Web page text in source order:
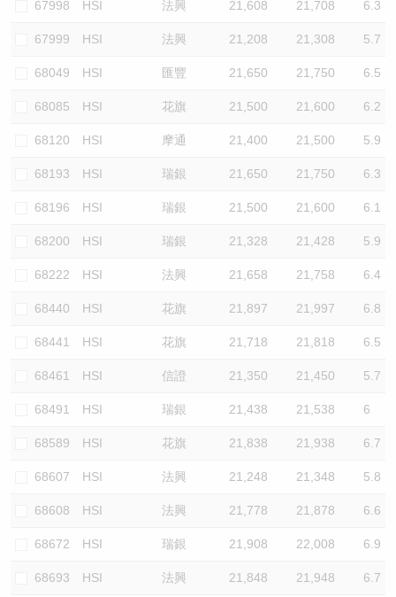
67998 HSI 法興 21,608 21,708 6.3
67999 HSI 法興 21,208 21,308 5.7
68049 HSI 匯豐 21,650 21,750 6.5
68085 HSI 花旗 21,500 21,600 6.2
68120 HSI 摩通 21,400 21,500 5.9
68193 HSI 瑞銀 21,650 21,750 6.3
68196 HSI 瑞銀 21,500 21,600 6.1
68200 HSI 瑞銀 21,328 21,428 5.9
68222 HSI 法興 21,658 21,758 6.4
68440 HSI 花旗 21,897 21,997 6.8
68441 HSI 花旗 21,718 21,818 6.5
68461 HSI 信證 21,350 21,450 5.7
68491 HSI 瑞銀 21,438 21,538 6
68589 HSI 花旗 21,838 21,938 6.7
68607 HSI 法興 21,248 21,348 5.8
68608 HSI 法興 21,778 21,878 6.6
68672 HSI 瑞銀 21,908 22,008 6.9
68693 HSI 法興 21,848 21,948 6.7